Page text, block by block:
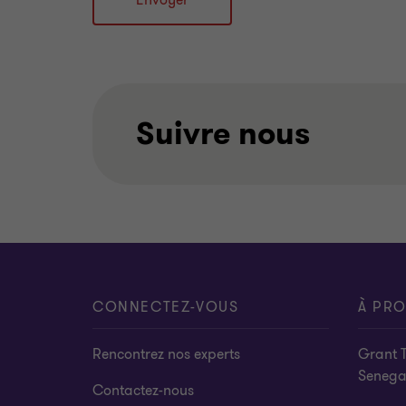
Suivre nous
CONNECTEZ-VOUS
Rencontrez nos experts
Contactez-nous
À
Grant